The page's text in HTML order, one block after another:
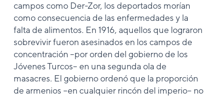
campos como Der-Zor, los deportados morían
como consecuencia de las enfermedades y la
falta de alimentos. En 1916, aquellos que lograron
sobrevivir fueron asesinados en los campos de
concentración –por orden del gobierno de los
Jóvenes Turcos– en una segunda ola de
masacres. El gobierno ordenó que la proporción
de armenios –en cualquier rincón del imperio– no